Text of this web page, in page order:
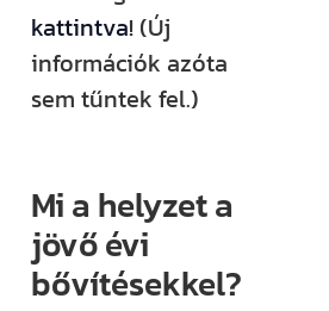
kattintva! (Új
információk azóta
sem tűntek fel.)
Mi a helyzet a
jövő évi
bővítésekkel?